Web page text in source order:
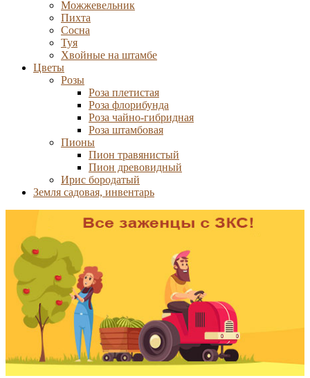
Можжевельник
Пихта
Сосна
Туя
Хвойные на штамбе
Цветы
Розы
Роза плетистая
Роза флорибунда
Роза чайно-гибридная
Роза штамбовая
Пионы
Пион травянистый
Пион древовидный
Ирис бородатый
Земля садовая, инвентарь